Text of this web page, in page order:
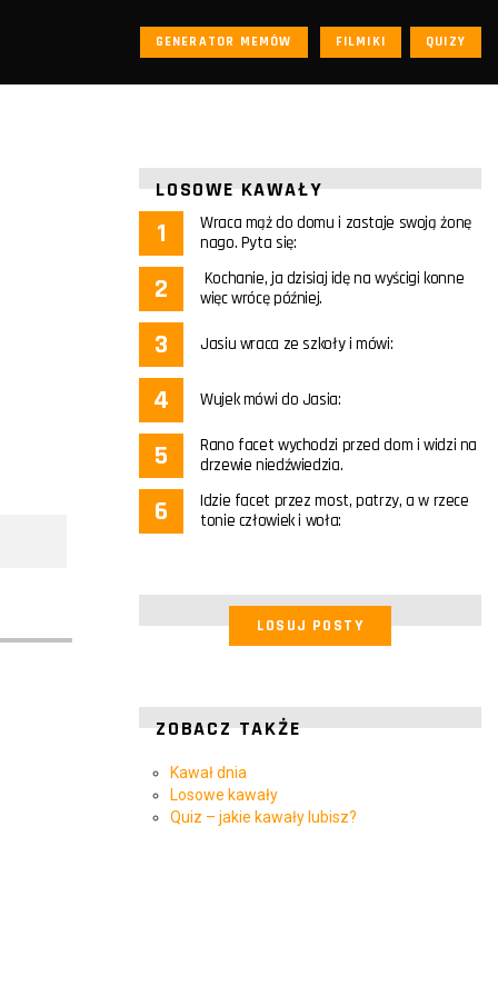
GENERATOR MEMÓW FILMIKI QUIZY
LOSOWE KAWAŁY
Wraca mąż do domu i zastaje swoją żonę
nago. Pyta się:
Kochanie, ja dzisiaj idę na wyścigi konne
więc wrócę później.
Jasiu wraca ze szkoły i mówi:
Wujek mówi do Jasia:
Rano facet wychodzi przed dom i widzi na
drzewie niedźwiedzia.
Idzie facet przez most, patrzy, a w rzece
tonie człowiek i woła:
LOSUJ POSTY
ZOBACZ TAKŻE
Kawał dnia
Losowe kawały
Quiz – jakie kawały lubisz?